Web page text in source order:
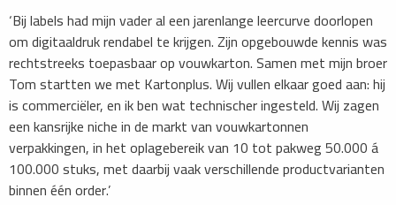
‘Bij labels had mijn vader al een jarenlange leercurve doorlopen
om digitaaldruk rendabel te krijgen. Zijn opgebouwde kennis was
rechtstreeks toepasbaar op vouwkarton. Samen met mijn broer
Tom startten we met Kartonplus. Wij vullen elkaar goed aan: hij
is commerciëler, en ik ben wat technischer ingesteld. Wij zagen
een kansrijke niche in de markt van vouwkartonnen
verpakkingen, in het oplagebereik van 10 tot pakweg 50.000 á
100.000 stuks, met daarbij vaak verschillende productvarianten
binnen één order.’